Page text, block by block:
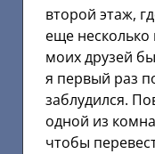
второй этаж,
еще несколько
моих друзей
я первый раз
заблудился.
одной из
чтобы